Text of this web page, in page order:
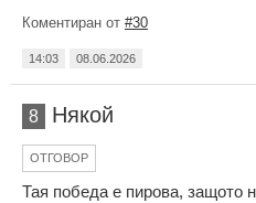
Коментиран от #30
14:03 08.06.2026
8 Някой
ОТГОВОР
Тая победа е пирова, защото